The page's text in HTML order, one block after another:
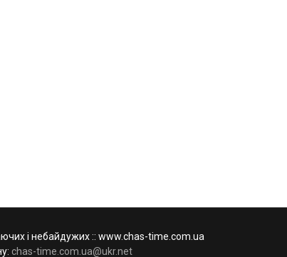
і небайдужих :: www.chas-time.com.ua
chas-time.com.ua@ukr.net